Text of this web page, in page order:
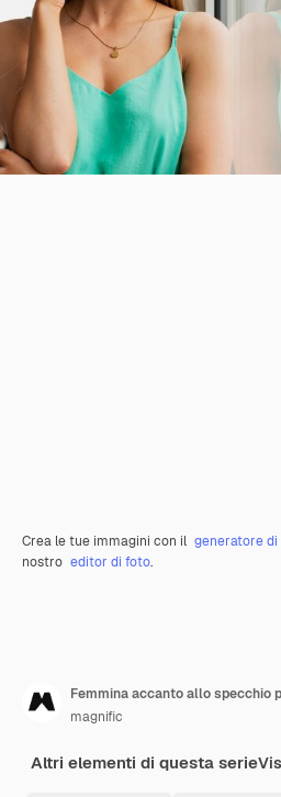
Crea le tue immagini con il generatore di
nostro editor di foto.
Femmina accanto allo specchio
magnific
Altri elementi di questa serie